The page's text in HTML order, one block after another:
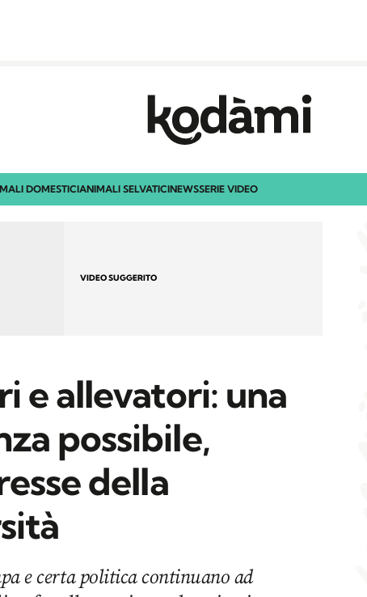
DOMESTICIANIMALI SELVATICINEWSSERIE VIDEO
VIDEO SUGGERITO
e allevatori: una
possibile,
della
e certa politica continuano ad